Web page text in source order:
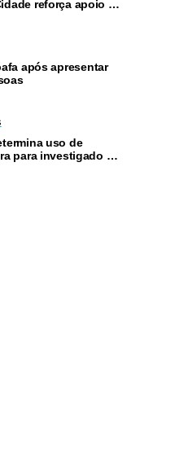
reforça apoio a
após apresentar
uso de
para investigado por